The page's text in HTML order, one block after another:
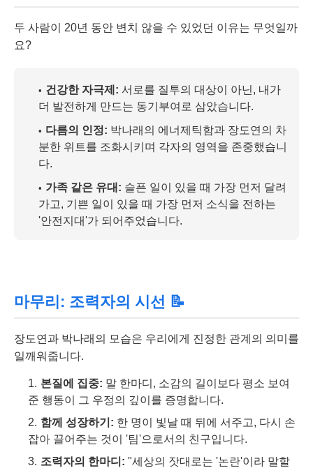
두 사람이 20년 동안 변치 않을 수 있었던 이유는 무엇일까
요?
건강한 자극제: 서로를 질투의 대상이 아닌, 내가
더 발전하게 만드는 동기부여로 삼았습니다.
다름의 인정: 박나래의 에너제틱함과 장도연의 차
분한 위트를 조화시키며 각자의 영역을 존중했습니
다.
가족 같은 유대: 슬픈 일이 있을 때 가장 먼저 달려
가고, 기쁜 일이 있을 때 가장 먼저 소식을 전하는
'안전지대'가 되어주었습니다.
마무리: 조력자의 시선 📝
장도연과 박나래의 모습은 우리에게 진정한 관계의 의미를
일깨워줍니다.
본질에 집중: 말 한마디, 소감의 길이보다 평소 보여
준 행동이 그 우정의 깊이를 증명합니다.
함께 성장하기: 한 명이 빛날 때 뒤에 서주고, 다시 손
잡아 끌어주는 것이 '팀'으로서의 친구입니다.
조력자의 한마디: "세상의 잣대로는 '논란'이라 말할